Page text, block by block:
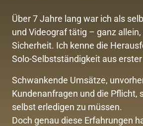
Über 7 Jahre lang war ich als
und Videograf tätig – ganz
Sicherheit. Ich kenne die
Solo-Selbstständigkeit aus
Schwankende Umsätze,
Kundenanfragen und die Pflicht,
selbst erledigen zu müssen.
Doch genau diese Erfahrungen